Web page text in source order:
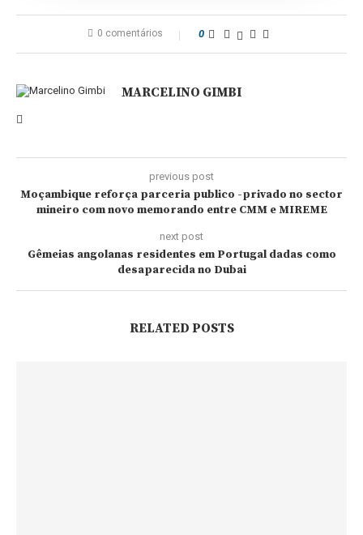
0 comentários 0
MARCELINO GIMBI
previous post
Moçambique reforça parceria publico -privado no sector
mineiro com novo memorando entre CMM e MIREME
next post
Gêmeias angolanas residentes em Portugal dadas como
desaparecida no Dubai
RELATED POSTS